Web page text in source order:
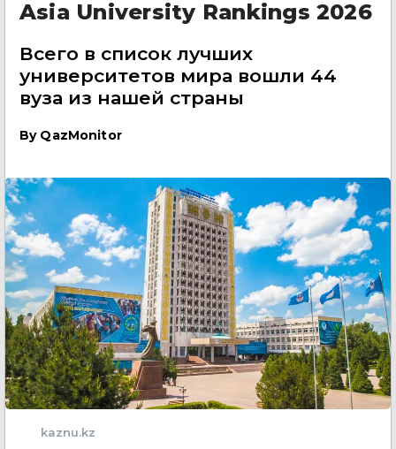
Asia University Rankings 2026
Всего в список лучших
университетов мира вошли 44
вуза из нашей страны
By QazMonitor
kaznu.kz